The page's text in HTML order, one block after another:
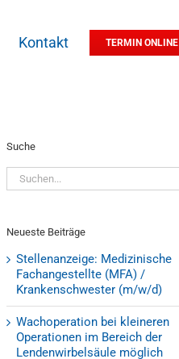
Kontakt TERMIN ONLINE
Suche
Suche
nach:
Neueste Beiträge
Stellenanzeige: Medizinische
Fachangestellte (MFA) /
Krankenschwester (m/w/d)
Wachoperation bei kleineren
Operationen im Bereich der
Lendenwirbelsäule möglich